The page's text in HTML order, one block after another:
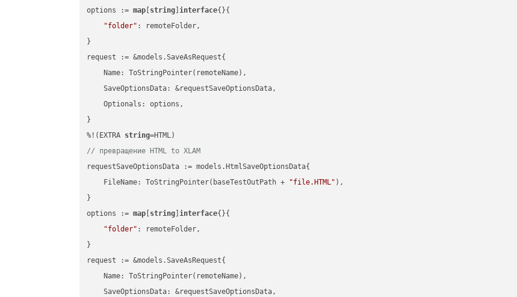
options := map string ]interface{}{
"folder" : remoteFolder,
}
request := &models.SaveAsRequest{
    Name: ToStringPointer(remoteName),
    SaveOptionsData: &requestSaveOptionsData,
    Optionals: options,
}
%!(EXTRA string
// превращение HTML to XLAM
requestSaveOptionsData := models.HtmlSaveOptionsData{
    FileName: ToStringPointer(baseTestOutPath +
"file.HTML" ),
}
options := map string ]interface{}{
"folder" : remoteFolder,
}
request := &models.SaveAsRequest{
    Name: ToStringPointer(remoteName),
    SaveOptionsData: &requestSaveOptionsData,